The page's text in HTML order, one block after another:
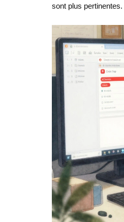
sont plus pertinentes.